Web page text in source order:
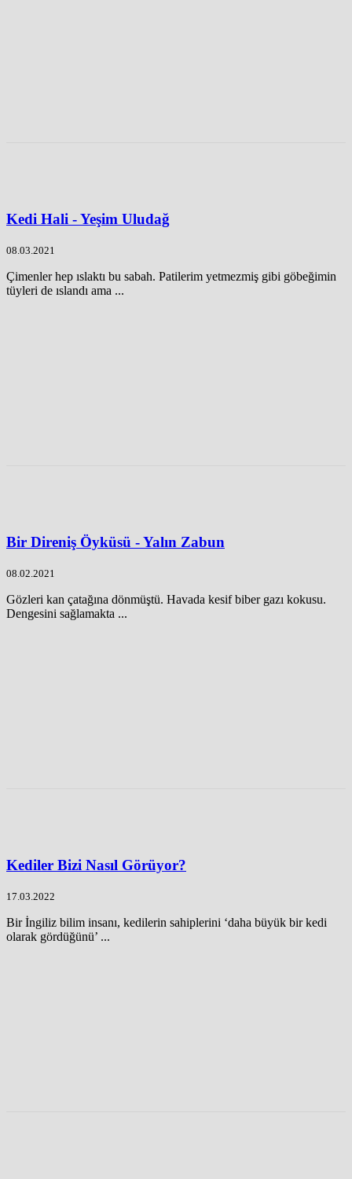
Kedi Hali - Yeşim Uludağ
08.03.2021
Çimenler hep ıslaktı bu sabah. Patilerim yetmezmiş gibi göbeğimin
tüyleri de ıslandı ama ...
Bir Direniş Öyküsü - Yalın Zabun
08.02.2021
Gözleri kan çatağına dönmüştü. Havada kesif biber gazı kokusu.
Dengesini sağlamakta ...
Kediler Bizi Nasıl Görüyor?
17.03.2022
Bir İngiliz bilim insanı, kedilerin sahiplerini ‘daha büyük bir kedi
olarak gördüğünü’ ...